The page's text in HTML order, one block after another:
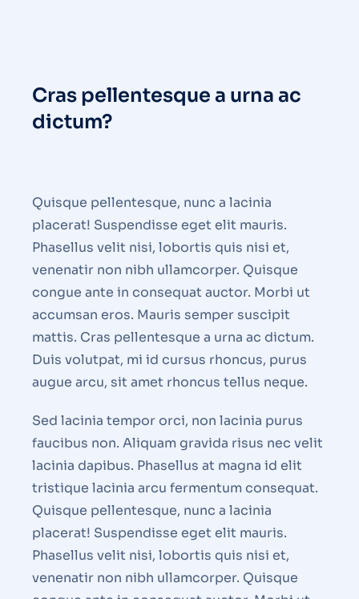
Cras pellentesque a urna ac
dictum?
Quisque pellentesque, nunc a lacinia
placerat! Suspendisse eget elit mauris.
Phasellus velit nisi, lobortis quis nisi et,
venenatir non nibh ullamcorper. Quisque
congue ante in consequat auctor. Morbi ut
accumsan eros. Mauris semper suscipit
mattis. Cras pellentesque a urna ac dictum.
Duis volutpat, mi id cursus rhoncus, purus
augue arcu, sit amet rhoncus tellus neque.
Sed lacinia tempor orci, non lacinia purus
faucibus non. Aliquam gravida risus nec velit
lacinia dapibus. Phasellus at magna id elit
tristique lacinia arcu fermentum consequat.
Quisque pellentesque, nunc a lacinia
placerat! Suspendisse eget elit mauris.
Phasellus velit nisi, lobortis quis nisi et,
venenatir non nibh ullamcorper. Quisque